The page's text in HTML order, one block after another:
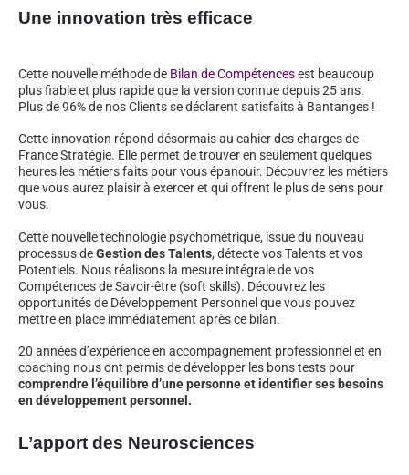
Une innovation très efficace
Cette nouvelle méthode de Bilan de Compétencesest beaucoup
plus fiable et plus rapide que la version connue depuis 25 ans.
Plus de 96% de nos Clients se déclarent satisfaits à Bantanges !
Cette innovation répond désormais au cahier des charges de
France Stratégie. Elle permet de trouver en seulement quelques
heures les métiers faits pour vous épanouir. Découvrez les métiers
que vous aurez plaisir à exercer et qui offrent le plus de sens pour
vous.
Cette nouvelle technologie psychométrique, issue du nouveau
processus deGestion des Talents, détecte vos Talents et vos
Potentiels. Nous réalisons la mesure intégrale de vos
Compétences de Savoir-être (soft skills). Découvrez les
opportunités de Développement Personnel que vous pouvez
mettre en place immédiatement après ce bilan.
20 années d’expérience en accompagnement professionnel et en
coaching nous ont permis de développer les bons tests pour
comprendre l’équilibre d’une personne et identifier ses besoins
en développement personnel.
L’apport des Neurosciences